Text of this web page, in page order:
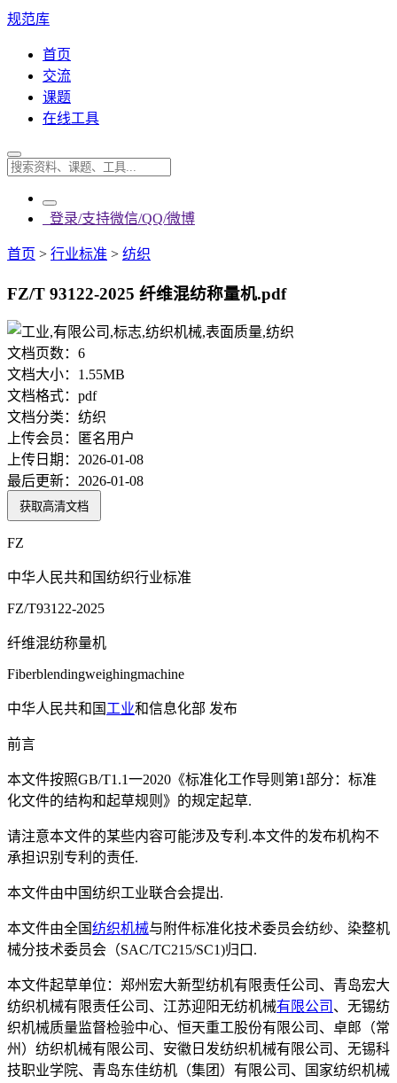
规范库
首页
交流
课题
在线工具
登录/支持微信/QQ/微博
首页 > 行业标准 > 纺织
FZ/T 93122-2025 纤维混纺称量机.pdf
文档页数： 6
文档大小： 1.55MB
文档格式： pdf
文档分类： 纺织
上传会员：
匿名用户
上传日期： 2026-01-08
最后更新： 2026-01-08
获取高清文档
FZ
中华人民共和国纺织行业标准
FZ/T93122-2025
纤维混纺称量机
Fiberblendingweighingmachine
中华人民共和国工业和信息化部 发布
前言
本文件按照GB/T1.1一2020《标准化工作导则第1部分：标准
化文件的结构和起草规则》的规定起草.
请注意本文件的某些内容可能涉及专利.本文件的发布机构不
承担识别专利的责任.
本文件由中国纺织工业联合会提出.
本文件由全国纺织机械与附件标准化技术委员会纺纱、染整机
械分技术委员会（SAC/TC215/SC1)归口.
本文件起草单位：郑州宏大新型纺机有限责任公司、青岛宏大
纺织机械有限责任公司、江苏迎阳无纺机械有限公司 、无锡纺
织机械质量监督检验中心、恒天重工股份有限公司、卓郎（常
州）纺织机械有限公司、安徽日发纺织机械有限公司、无锡科
技职业学院、青岛东佳纺机（集团）有限公司、国家纺织机械